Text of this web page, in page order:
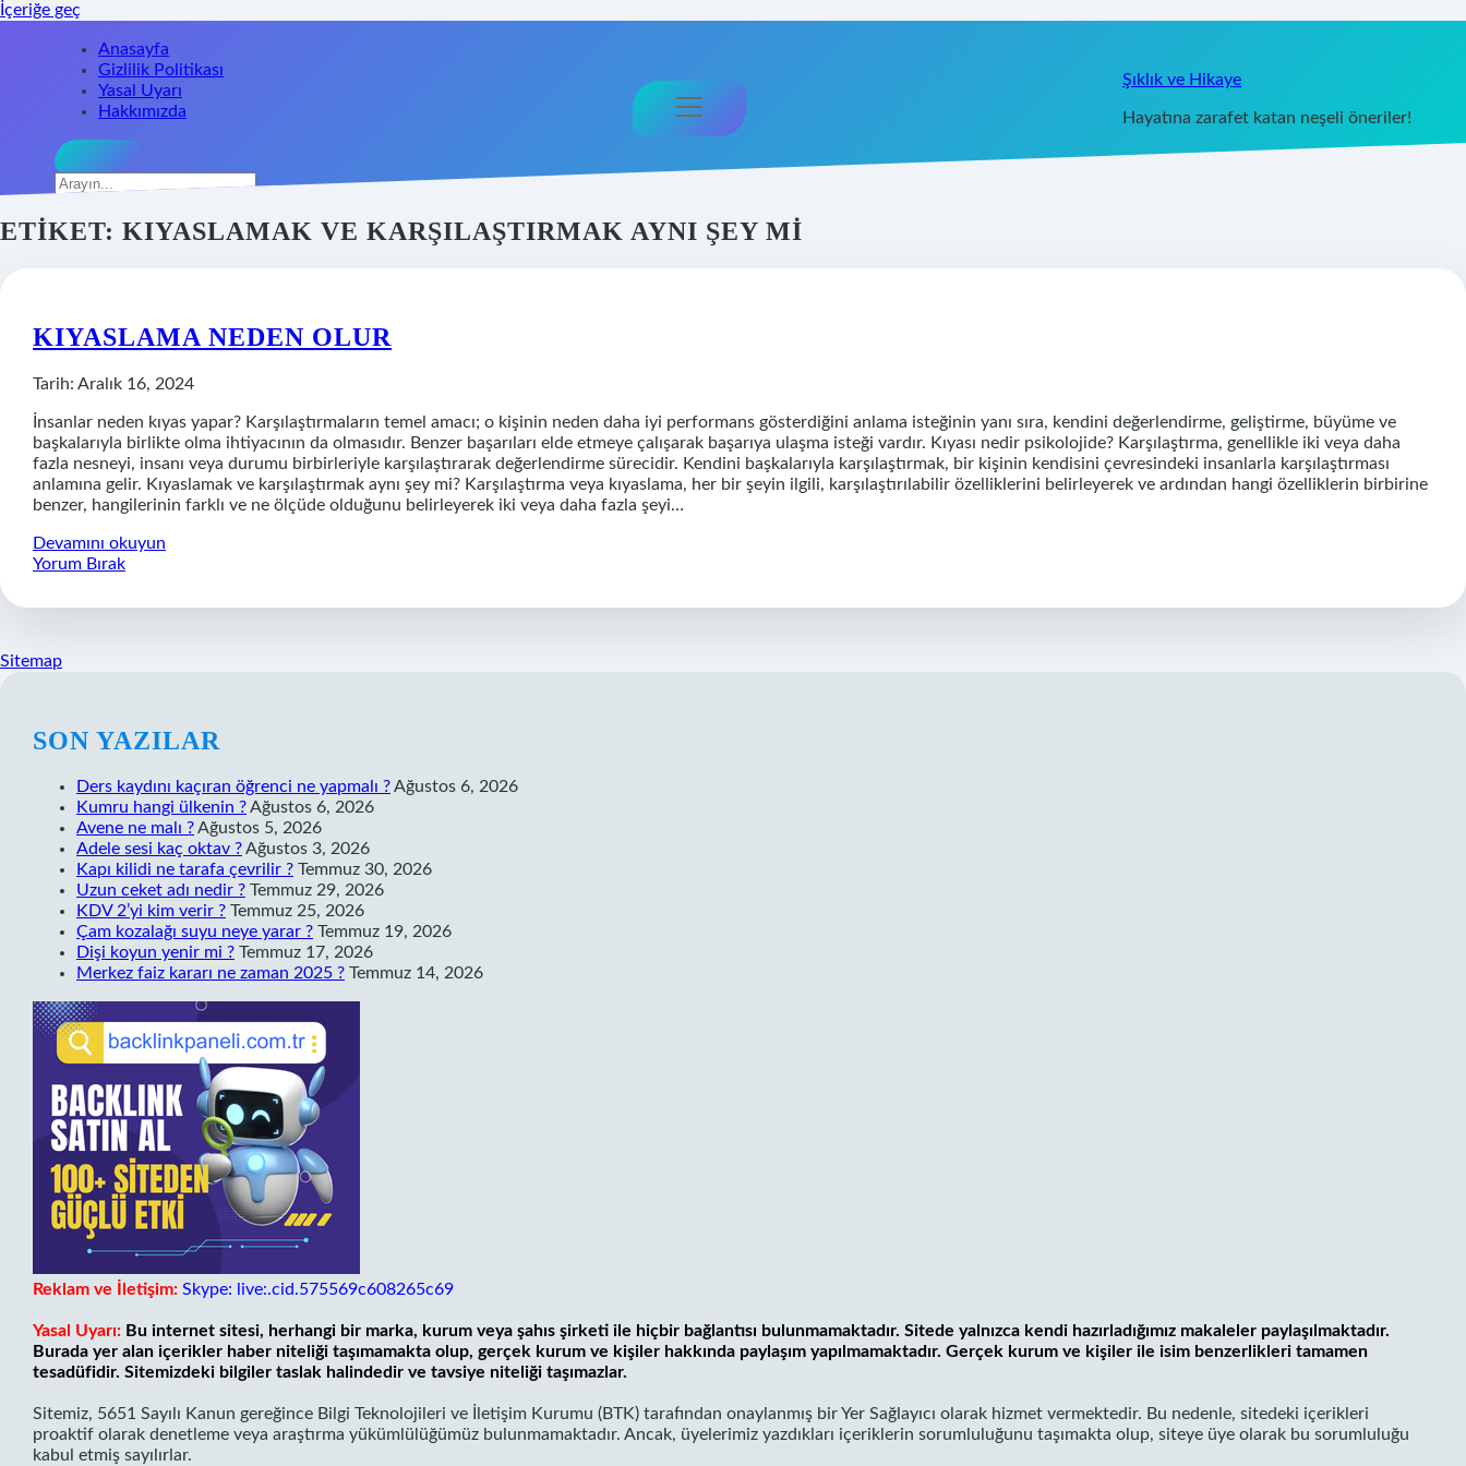
İçeriğe geç
Anasayfa
Gizlilik Politikası
Yasal Uyarı
Hakkımızda
Arama
menüyü
aç
Şıklık ve Hikaye
Hayatına zarafet katan neşeli öneriler!
ETIKET: KIYASLAMAK VE KARŞILAŞTIRMAK AYNI ŞEY MI
KIYASLAMA NEDEN OLUR
Tarih: Aralık 16, 2024
İnsanlar neden kıyas yapar? Karşılaştırmaların temel amacı; o kişinin neden daha iyi performans gösterdiğini anlama isteğinin yanı sıra, kendini değerlendirme, geliştirme, büyüme ve
başkalarıyla birlikte olma ihtiyacının da olmasıdır. Benzer başarıları elde etmeye çalışarak başarıya ulaşma isteği vardır. Kıyası nedir psikolojide? Karşılaştırma, genellikle iki veya daha
fazla nesneyi, insanı veya durumu birbirleriyle karşılaştırarak değerlendirme sürecidir. Kendini başkalarıyla karşılaştırmak, bir kişinin kendisini çevresindeki insanlarla karşılaştırması
anlamına gelir. Kıyaslamak ve karşılaştırmak aynı şey mi? Karşılaştırma veya kıyaslama, her bir şeyin ilgili, karşılaştırılabilir özelliklerini belirleyerek ve ardından hangi özelliklerin birbirine
benzer, hangilerinin farklı ve ne ölçüde olduğunu belirleyerek iki veya daha fazla şeyi…
Devamını okuyun
Yorum Bırak
Sitemap
SON YAZILAR
Ders kaydını kaçıran öğrenci ne yapmalı ?Ağustos 6, 2026
Kumru hangi ülkenin ?Ağustos 6, 2026
Avene ne malı ?Ağustos 5, 2026
Adele sesi kaç oktav ?Ağustos 3, 2026
Kapı kilidi ne tarafa çevrilir ? Temmuz 30, 2026
Uzun ceket adı nedir ? Temmuz 29, 2026
KDV 2’yi kim verir ? Temmuz 25, 2026
Çam kozalağı suyu neye yarar ? Temmuz 19, 2026
Dişi koyun yenir mi ? Temmuz 17, 2026
Merkez faiz kararı ne zaman 2025 ? Temmuz 14, 2026
Reklam ve İletişim: Skype: live:.cid.575569c608265c69
Yasal Uyarı: Bu internet sitesi, herhangi bir marka, kurum veya şahıs şirketi ile hiçbir bağlantısı bulunmamaktadır. Sitede yalnızca kendi hazırladığımız makaleler paylaşılmaktadır.
Burada yer alan içerikler haber niteliği taşımamakta olup, gerçek kurum ve kişiler hakkında paylaşım yapılmamaktadır. Gerçek kurum ve kişiler ile isim benzerlikleri tamamen
tesadüfidir. Sitemizdeki bilgiler taslak halindedir ve tavsiye niteliği taşımazlar.
Sitemiz, 5651 Sayılı Kanun gereğince Bilgi Teknolojileri ve İletişim Kurumu (BTK) tarafından onaylanmış bir Yer Sağlayıcı olarak hizmet vermektedir. Bu nedenle, sitedeki içerikleri
proaktif olarak denetleme veya araştırma yükümlülüğümüz bulunmamaktadır. Ancak, üyelerimiz yazdıkları içeriklerin sorumluluğunu taşımakta olup, siteye üye olarak bu sorumluluğu
kabul etmiş sayılırlar.